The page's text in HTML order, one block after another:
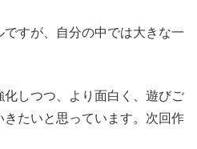
すが、自分の中では大きな一
しつつ、より面白く、遊びご
たいと思っています。次回作